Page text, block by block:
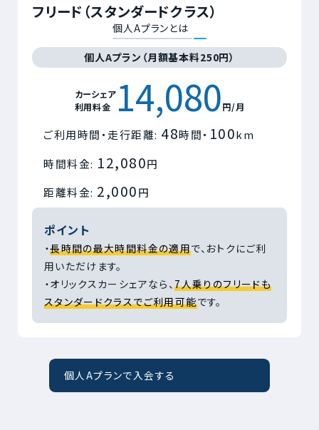
フリード（スタンダードクラス）
個人Aプランとは
個人Aプラン（月額基本料250円）
カーシェア
利用料金
14,080円/月
ご利用時間・走行距離: 48時間・ 100km
時間料金: 12,080円
距離料金: 2,000円
ポイント
・長時間の最大時間料金の適用で、おトクにご利
用いただけます。
・オリックスカーシェアなら、7人乗りのフリードも
スタンダードクラスでご利用可能です。
個人Aプランで入会する